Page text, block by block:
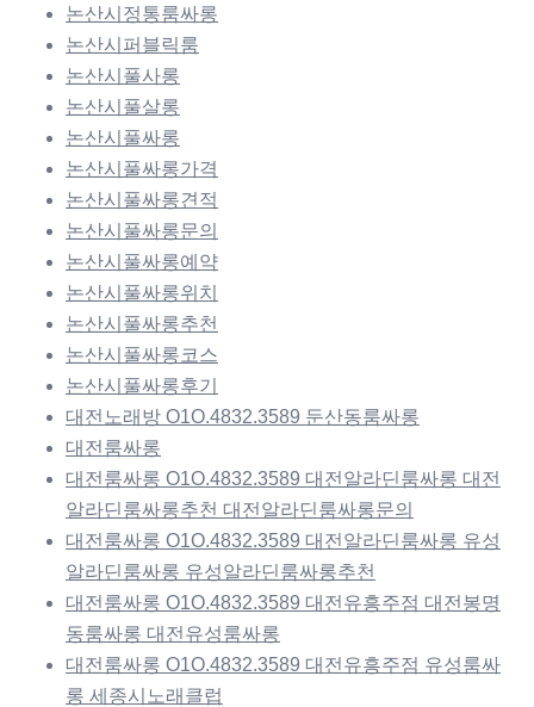
논산시정통룸싸롱
논산시퍼블릭룸
논산시풀사롱
논산시풀살롱
논산시풀싸롱
논산시풀싸롱가격
논산시풀싸롱견적
논산시풀싸롱문의
논산시풀싸롱예약
논산시풀싸롱위치
논산시풀싸롱추천
논산시풀싸롱코스
논산시풀싸롱후기
대전노래방 O1O.4832.3589 둔산동룸싸롱
대전룸싸롱
대전룸싸롱 O1O.4832.3589 대전알라딘룸싸롱 대전
알라딘룸싸롱추천 대전알라딘룸싸롱문의
대전룸싸롱 O1O.4832.3589 대전알라딘룸싸롱 유성
알라딘룸싸롱 유성알라딘룸싸롱추천
대전룸싸롱 O1O.4832.3589 대전유흥주점 대전봉명
동룸싸롱 대전유성룸싸롱
대전룸싸롱 O1O.4832.3589 대전유흥주점 유성룸싸
롱 세종시노래클럽